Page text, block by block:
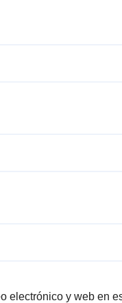
electrónico y web en